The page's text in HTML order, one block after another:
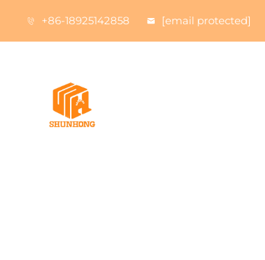
+86-18925142858 [email protected]